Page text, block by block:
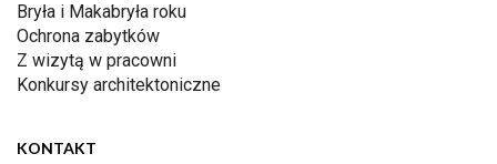
Bryła i Makabryła roku
Ochrona zabytków
Z wizytą w pracowni
Konkursy architektoniczne
KONTAKT